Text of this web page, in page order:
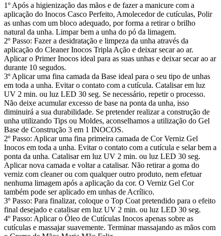
1º Após a higienização das mãos e de fazer a manicure com a
aplicação do Inocos Casco Perfeito, Amolecedor de cutículas, Polir
as unhas com um bloco adequado, por forma a retirar o brilho
natural da unha. Limpar bem a unha do pó da limagem.
2º Passo: Fazer a desidratação e limpeza da unha através da
aplicação do Cleaner Inocos Tripla Ação e deixar secar ao ar.
Aplicar o Primer Inocos ideal para as suas unhas e deixar secar ao ar
durante 10 segudos.
3º Aplicar uma fina camada da Base ideal para o seu tipo de unhas
em toda a unha. Evitar o contato com a cutícula. Catalisar em luz
UV 2 min. ou luz LED 30 seg. Se necessário, repetir o processo.
Não deixe acumular excesso de base na ponta da unha, isso
diminuirá a sua durabilidade. Se pretender realizar a construção de
unha utilizando Tips ou Moldes, aconselhamos a utilização do Gel
Base de Construção 3 em 1 INOCOS.
2º Passo: Aplicar uma fina primeira camada de Cor Verniz Gel
Inocos em toda a unha. Evitar o contato com a cutícula e selar bem a
ponta da unha. Catalisar em luz UV 2 min. ou luz LED 30 seg.
Aplicar nova camada e voltar a catalisar. Não retirar a goma do
verniz com cleaner ou com qualquer outro produto, nem efetuar
nenhuma limagem após a aplicação da cor. O Verniz Gel Cor
também pode ser aplicado em unhas de Acrílico.
3º Passo: Para finalizar, coloque o Top Coat pretendido para o efeito
final desejado e catalisar em luz UV 2 min. ou luz LED 30 seg.
4º Passo: Aplicar o Óleo de Cutículas Inocos apenas sobre as
cutículas e massajar suavemente. Terminar massajando as mãos com